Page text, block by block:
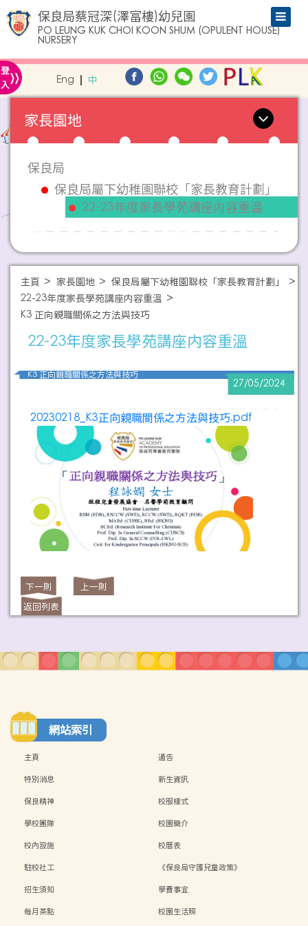
保良局蔡冠深(澤富樓)幼兒園
PO LEUNG KUK CHOI KOON SHUM (OPULENT HOUSE)
NURSERY
登
入» Eng 中
家長園地
保良局
保良局屬下幼稚園聯校「家長教育計劃」
22-23年度家長學苑講座内容重溫
主頁 家長園地
保良局屬下幼稚園聯校「家長教育計劃」
22-23年度家長學苑講座内容重溫
K3 正向親職關係之方法與技巧
22-23年度家長學苑講座内容重溫
K3 正向親職關係之方法與技巧
27/05/2024
20230218_K3正向親職關係之方法與技巧.pdf
下一則
上一則
返回列表
網站索引
主頁
通告
特別消息
新生資訊
保良精神
校服樣式
學校團隊
校園簡介
校內設施
校曆表
駐校社工
《保良局守護兒童政策》
招生須知
學費事宜
每月茶點
校園生活照